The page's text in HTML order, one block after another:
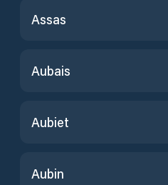
Assas
Aubais
Aubiet
Aubin